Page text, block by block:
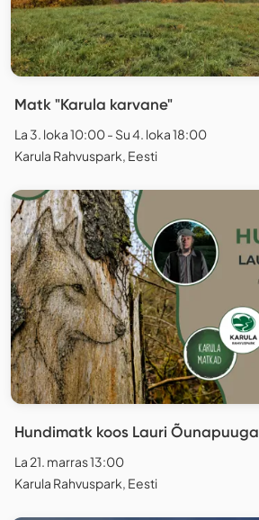
Matk "Karula karvane"
La 3. loka 10:00 - Su 4. loka 18:00
Karula Rahvuspark, Eesti
Hundimatk koos Lauri Õunapuuga
La 21. marras 13:00
Karula Rahvuspark, Eesti